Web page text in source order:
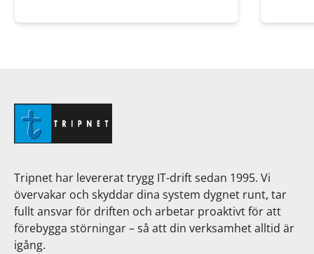
Tripnet har levererat trygg IT-drift sedan 1995. Vi
övervakar och skyddar dina system dygnet runt, tar
fullt ansvar för driften och arbetar proaktivt för att
förebygga störningar – så att din verksamhet alltid är
igång.